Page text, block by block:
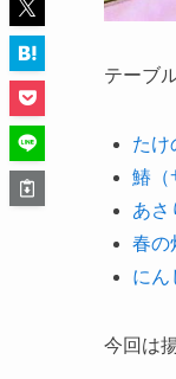
テーブ
たけ
鰆（
あさ
春の
にん
今回は